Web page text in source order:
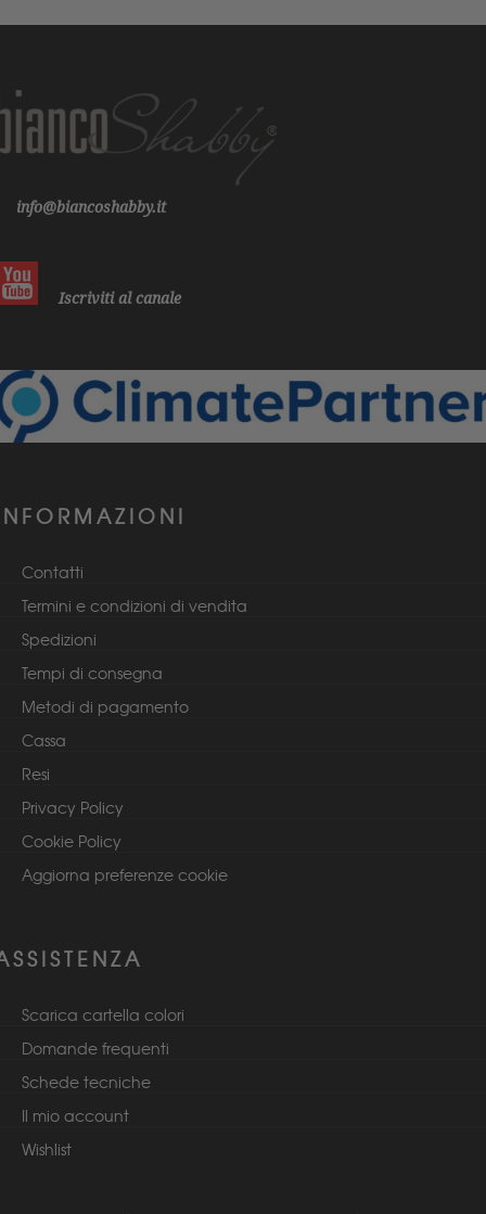
era:
è:
info@biancoshabby.it
Iscriviti al canale
Contatti
Termini e condizioni di vendita
Spedizioni
Tempi di consegna
Metodi di pagamento
Cassa
Resi
Privacy Policy
Cookie Policy
Aggiorna preferenze cookie
Scarica cartella colori
Domande frequenti
Schede tecniche
Il mio account
Wishlist